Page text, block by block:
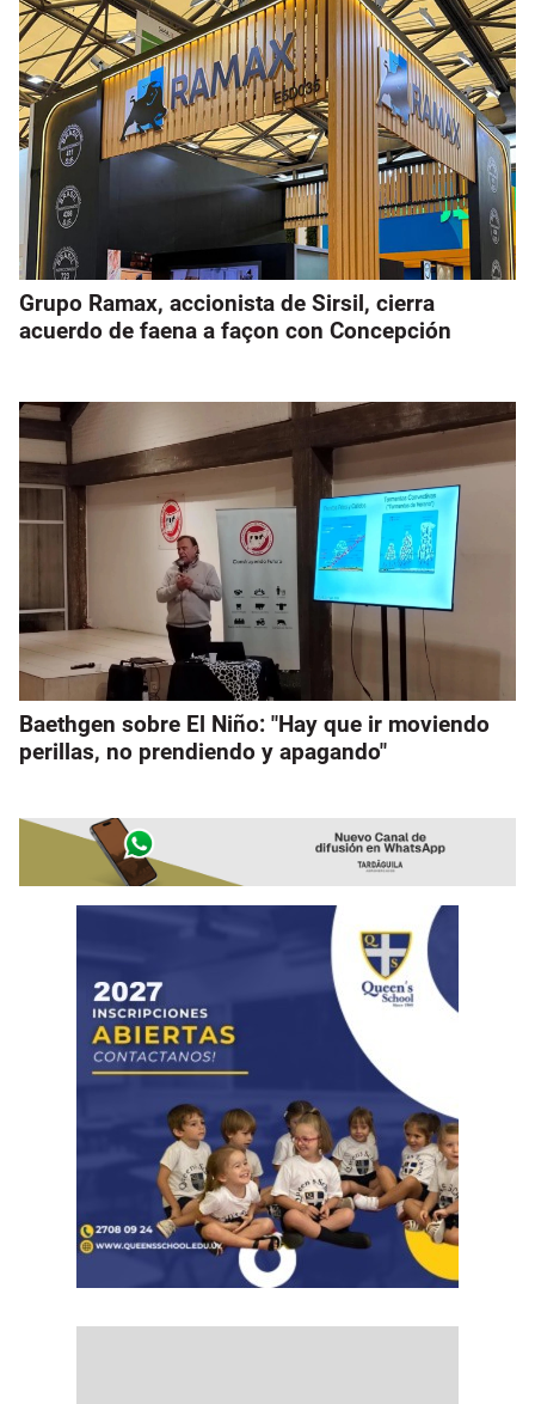
Grupo Ramax, accionista de Sirsil, cierra
acuerdo de faena a façon con Concepción
Baethgen sobre El Niño: "Hay que ir moviendo
perillas, no prendiendo y apagando"